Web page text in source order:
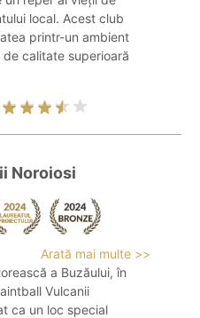
local. Acest club
printr-un ambient
calitate superioară
Noroiosi
Arată mai multe >>
a Buzăului, în
Vulcanii
ca un loc special